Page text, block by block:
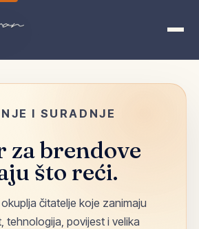
I SURADNJE
za brendove
što reći.
čitatelje koje zanimaju
tehnologija, povijest i velika